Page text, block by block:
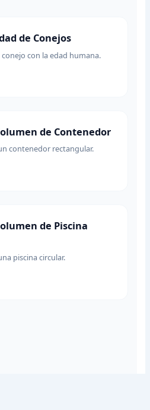
de Conejos
con la edad humana.
de Contenedor
contenedor rectangular.
de Piscina
piscina circular.